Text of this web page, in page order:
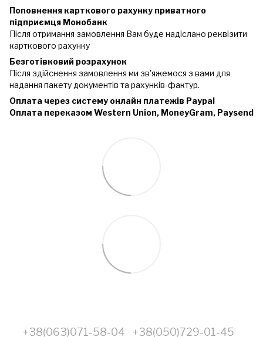
Поповнення карткового рахунку приватного
підприємця Монобанк
Після отримання замовлення Вам буде надіслано реквізити
карткового рахунку
Безготівковий розрахунок
Після здійснення замовлення ми зв'яжемося з вами для
надання пакету документів та рахунків-фактур.
Оплата через систему онлайн платежів Paypal
Оплата переказом Western Union, MoneyGram, Paysend
+38(063)071-58-04 +38(050)729-01-45